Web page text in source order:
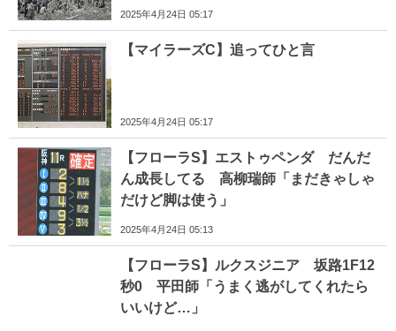
2025年4月24日 05:17
【マイラーズC】追ってひと言
2025年4月24日 05:17
【フローラS】エストゥペンダ だんだ
ん成長してる 高柳瑞師「まだきゃしゃ
だけど脚は使う」
2025年4月24日 05:13
【フローラS】ルクスジニア 坂路1F12
秒0 平田師「うまく逃がしてくれたら
いいけど…」